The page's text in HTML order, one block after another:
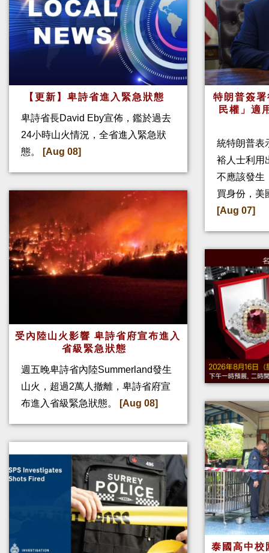
【更新】卑詩省進入緊急狀態
卑詩省長David Eby宣佈，鑑於過去
24小時山火情況，全省進入緊急狀
態。
[Aug 08]
受內陸山火影響 卑詩省府宣布進入
省級緊急狀態
週五晚卑詩省內陸Summerland發生
山火，超過2萬人撤離，卑詩省府宣
布進入省級緊急狀態。
[Aug 08]
特朗普簽
民權」適
統特朗普表
裕人士利用
不應該發生
買身份，美
[Aug 07]
泰國高中